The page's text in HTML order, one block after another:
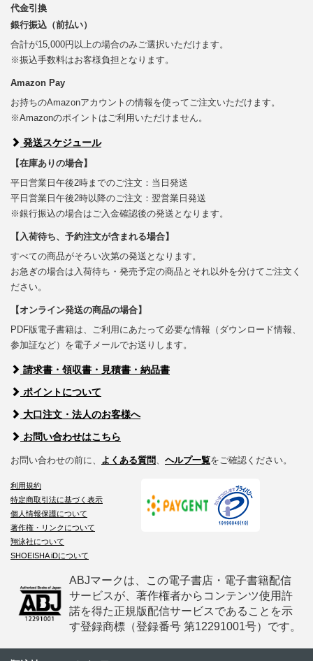
代金引換
銀行振込（前払い）
合計が15,000円以上の場合のみご選択いただけます。
※振込手数料はお客様負担となります。
Amazon Pay
お持ちのAmazonアカウントの情報を使ってご注文いただけます。
※Amazonのポイントはご利用いただけません。
発送スケジュール
【在庫ありの場合】
平日営業日午後2時までのご注文：当日発送
平日営業日午後2時以降のご注文：翌営業日発送
※銀行振込の場合はご入金確認後の発送となります。
【入荷待ち、予約注文が含まれる場合】
すべての商品がそろい次第の発送となります。
お急ぎの場合は入荷待ち・発売予定の商品とそれ以外を分けてご注文く
ださい。
【オンライン発送の商品の場合】
PDF版電子書籍は、ご利用にあたって必要な情報（ダウンロード情報、
参加証など）を電子メールでお送りします。
請求書・領収書・見積書・納品書
ポイントについて
大口注文・法人のお客様へ
お問い合わせはこちら
お問い合わせの前に、 よくある質問、 ヘルプ一覧をご確認ください。
利用規約
特定商取引法に基づく表示
個人情報保護について
著作権・リンクについて
翔泳社について
SHOEISHA iDについて
ABJマークは、この電子書店・電子書籍配信
サービスが、著作権者からコンテンツ使用許
諾を得た正規版配信サービスであることを示
す登録商標（登録番号 第12291001号）です。